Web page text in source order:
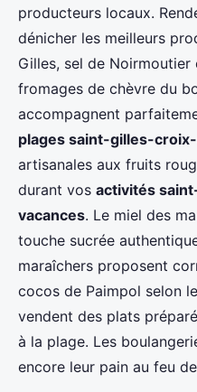
producteurs locaux.
dénicher les meilleurs
Gilles, sel de Noirmoutier
fromages de chèvre du
accompagnent
plages saint-gilles-
artisanales aux fruits
durant vos activités
vacances. Le miel des
touche sucrée
maraîchers proposent
cocos de Paimpol selon
vendent des plats
à la plage. Les
encore leur pain au feu